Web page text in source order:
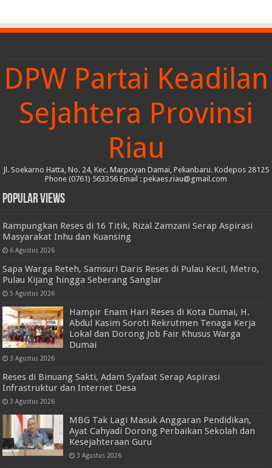
DPW Partai Keadilan
Sejahtera Provinsi
Riau
Jl. Soekarno Hatta, No. 24, Kec. Marpoyan Damai, Pekanbaru. Kodepos 28125
Phone (0761) 563356 Email : pekaes.riau@gmail.com
Popular Views
Rampungkan Reses di 16 Titik, Rizal Zamzani Serap Aspirasi
Masyarakat Inhu dan Kuansing
6 Agustus 2026
Sapa Warga Reteh, Samsuri Daris Reses di Pulau Kecil, Metro,
Pulau Kijang hingga Seberang Sanglar
5 Agustus 2026
Hampir Enam Hari Reses di Kota Dumai, H.
Abdul Kasim Soroti Rekrutmen Tenaga Kerja
Lokal dan Dorong Job Fair Khusus Warga
Dumai
3 Agustus 2026
Reses di Binuang Sakti, Adam Syafaat Serap Aspirasi
Infrastruktur dan Internet Desa
3 Agustus 2026
MBG Tak Lagi Masuk Anggaran Pendidikan,
Ayat Cahyadi Dorong Perbaikan Sekolah dan
Kesejahteraan Guru
3 Agustus 2026